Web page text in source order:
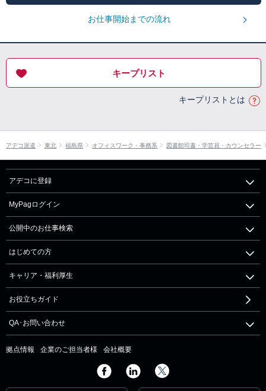
お仕事開始までの流れ
キープリスト
キープリストとは
アデコ派遣 東北 福島県 オフィスワーク・事務系 図書館司書・学芸員・カウンセラー
アデコに登録
MyPagログイン
公開中のお仕事検索
はじめての方
キャリア・福利厚生
お役立ちガイド
QA･お問い合わせ
拠点情報 企業のご担当者様 会社概要